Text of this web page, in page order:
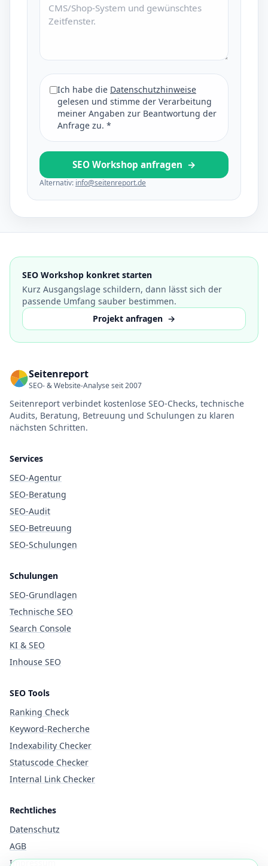
Ich habe die Datenschutzhinweise
gelesen und stimme der Verarbeitung
meiner Angaben zur Beantwortung der
Anfrage zu. *
SEO Workshop anfragen →
Alternativ: info@seitenreport.de
SEO Workshop konkret starten
Kurz Ausgangslage schildern, dann lässt sich der
passende Umfang sauber bestimmen.
Projekt anfragen →
Seitenreport
SEO- & Website-Analyse seit 2007
Seitenreport verbindet kostenlose SEO-Checks, technische
Audits, Beratung, Betreuung und Schulungen zu klaren
nächsten Schritten.
Services
SEO-Agentur
SEO-Beratung
SEO-Audit
SEO-Betreuung
SEO-Schulungen
Schulungen
SEO-Grundlagen
Technische SEO
Search Console
KI & SEO
Inhouse SEO
SEO Tools
Ranking Check
Keyword-Recherche
Indexability Checker
Statuscode Checker
Internal Link Checker
Rechtliches
Datenschutz
AGB
Impressum